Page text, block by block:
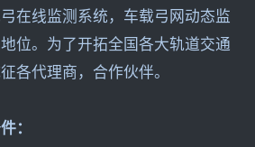
在线监测系统，车载弓网动态监
位。为了开拓全国各大轨道交通
各代理商，合作伙伴。
：